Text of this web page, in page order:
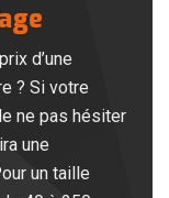
d’une
? Si votre
ne pas hésiter
une
un taille